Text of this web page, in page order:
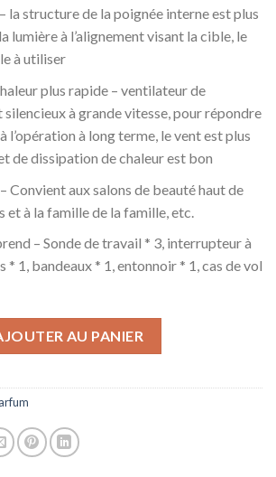
la structure de la poignée interne est plus
lumière à l’alignement visant la cible, le
à utiliser
plus rapide – ventilateur de
à grande vitesse, pour répondre
l’opération à long terme, le vent est plus
de dissipation de chaleur est bon
Convient aux salons de beauté haut de
et à la famille de la famille, etc.
– Sonde de travail * 3, interrupteur à
* 1, bandeaux * 1, entonnoir * 1, cas de vol
AU PANIER